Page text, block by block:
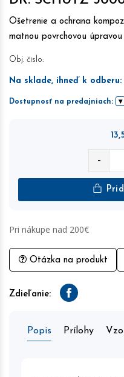
Ošetrenie a ochrana
matnou povrchovou úpravou
Obj. čislo:
Na sklade, ihneď k odberu:
Dostupnosť na predajniach:
-
Pri nákupe nad 200€
Otázka na produkt
Zdieľanie: Facebook
Popis Prílohy